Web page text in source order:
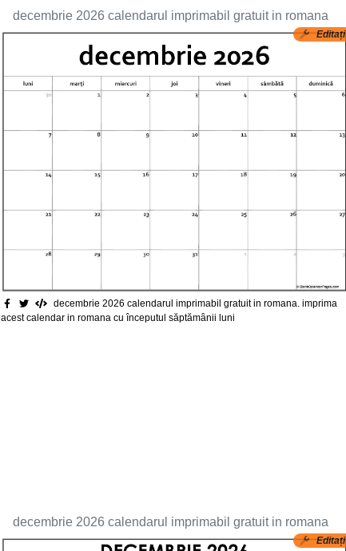
Editați
decembrie 2026 calendarul imprimabil gratuit in romana
decembrie 2026 calendarul imprimabil gratuit in romana. imprima
acest calendar in romana cu începutul săptămânii luni
Editați
decembrie 2026 calendarul imprimabil gratuit in romana